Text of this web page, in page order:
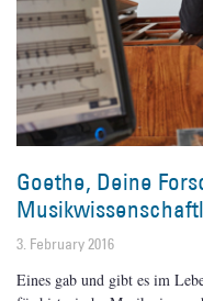
Goethe, Deine
3. February 2016
Eines gab und gibt es im